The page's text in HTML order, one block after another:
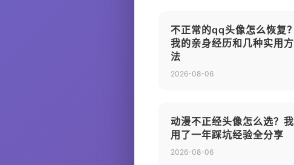
不正常的qq头像怎么恢复？
我的亲身经历和几种实用方
法
2026-08-06
动漫不正经头像怎么选？我
用了一年踩坑经验全分享
2026-08-06